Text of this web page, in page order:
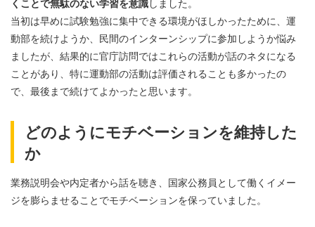
当初は早めに試験勉強に集中できる環境がほしかったために、運
動部を続けようか、民間のインターンシップに参加しようか悩み
ましたが、結果的に官庁訪問ではこれらの活動が話のネタになる
ことがあり、特に運動部の活動は評価されることも多かったの
で、最後まで続けてよかったと思います。
どのようにモチベーションを維持した
か
業務説明会や内定者から話を聴き、国家公務員として働くイメー
ジを膨らませることでモチベーションを保っていました。